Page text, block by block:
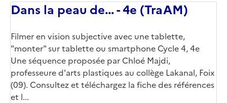
Dans la peau de... - 4e (TraAM)
Corps
Filmer en vision subjective avec une tablette,
"monter" sur tablette ou smartphone Cycle 4, 4e
Une séquence proposée par Chloé Majdi,
professeure d'arts plastiques au collège Lakanal, Foix
(09). Consultez et téléchargez la fiche des références
et l...